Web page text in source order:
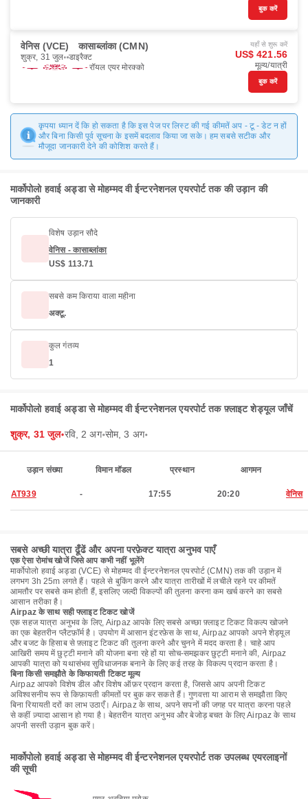
बुक करें
वेनिस (VCE) कासाब्लांका (CMN)
शुक्र, 31 जुल॰ डाइरैक्ट
रॉयल एयर मोरक्को
यहाँ से शुरू करें
US$ 421.56
मूल्य/यात्री
बुक करें
कृपया ध्यान दें कि हो सकता है कि इस पेज पर लिस्ट की गई कीमतें अप - टू - डेट न हों
और बिना किसी पूर्व सूचना के इसमें बदलाव किया जा सके। हम सबसे सटीक और
मौजूदा जानकारी देने की कोशिश करते हैं।
मार्कोपोलो हवाई अड्डा से मोहम्मद वी ईन्टरनेशनल एयरपोर्ट तक की उड़ान की
जानकारी
विशेष उड़ान सौदे
वेनिस - कासाब्लांका
US$ 113.71
सबसे कम किराया वाला महीना
अक्टू.
कुल गंतव्य
1
मार्कोपोलो हवाई अड्डा से मोहम्मद वी ईन्टरनेशनल एयरपोर्ट तक फ़्लाइट शेड्यूल जाँचें
शुक्र, 31 जुल॰रवि, 2 अग॰सोम, 3 अग॰
उड़ान संख्या विमान मॉडल प्रस्थान आगमन
AT939 - 17:55 20:20 वेनिस
सबसे अच्छी यात्रा ढूँढें और अपना परफ़ेक्ट यात्रा अनुभव पाएँ
एक ऐसा रोमांच खोजें जिसे आप कभी नहीं भूलेंगे
मार्कोपोलो हवाई अड्डा (VCE) से मोहम्मद वी ईन्टरनेशनल एयरपोर्ट (CMN) तक की उड़ान में
लगभग 3h 25m लगते हैं। पहले से बुकिंग करने और यात्रा तारीखों में लचीले रहने पर कीमतें
आमतौर पर सबसे कम होती हैं, इसलिए जल्दी विकल्पों की तुलना करना कम खर्च करने का सबसे
आसान तरीका है।
Airpaz के साथ सही फ्लाइट टिकट खोजें
एक सहज यात्रा अनुभव के लिए, Airpaz आपके लिए सबसे अच्छा फ़्लाइट टिकट विकल्प खोजने
का एक बेहतरीन प्लैटफ़ॉर्म है। उपयोग में आसान इंटरफ़ेस के साथ, Airpaz आपको अपने शेड्यूल
और बजट के हिसाब से फ़्लाइट टिकट की तुलना करने और चुनने में मदद करता है। चाहे आप
आखिरी समय में छुट्टी मनाने की योजना बना रहे हों या सोच-समझकर छुट्टी मनाने की, Airpaz
आपकी यात्रा को यथासंभव सुविधाजनक बनाने के लिए कई तरह के विकल्प प्रदान करता है।
बिना किसी समझौते के किफायती टिकट मूल्य
Airpaz आपको विशेष डील और विशेष ऑफ़र प्रदान करता है, जिससे आप अपनी टिकट
अविश्वसनीय रूप से किफ़ायती कीमतों पर बुक कर सकते हैं। गुणवत्ता या आराम से समझौता किए
बिना रियायती दरों का लाभ उठाएँ। Airpaz के साथ, अपने सपनों की जगह पर यात्रा करना पहले
से कहीं ज़्यादा आसान हो गया है। बेहतरीन यात्रा अनुभव और बेजोड़ बचत के लिए Airpaz के साथ
अपनी सस्ती उड़ान बुक करें।
मार्कोपोलो हवाई अड्डा से मोहम्मद वी ईन्टरनेशनल एयरपोर्ट तक उपलब्ध एयरलाइनों
की सूची